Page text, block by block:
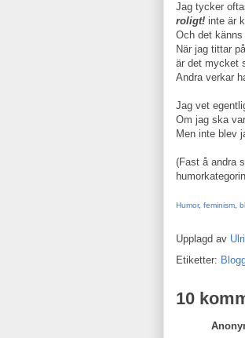
Jag tycker
roligt! inte är
Och det
När jag tittar
är det mycket
Andra verkar
Jag vet
Om jag ska
Men inte blev
(Fast å andra
Humor, feminism
Upplagd av
Etiketter:
10